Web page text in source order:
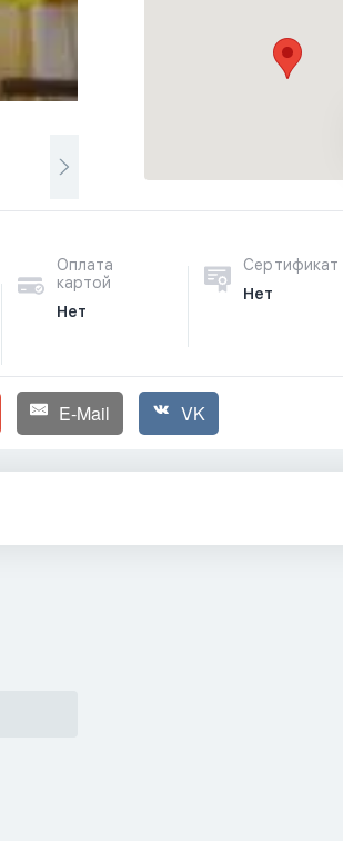
Оплата
картой
Нет
Сертификат
Нет
E-Mail VK